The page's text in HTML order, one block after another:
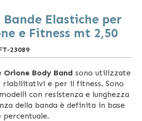
Elastiche per
e Fitness mt 2,50
23089
Orione Body Band sono utilizzate
riabilitativi e per il fitness. Sono
con resistenza e lunghezza
della banda è definita in base
percentuale.